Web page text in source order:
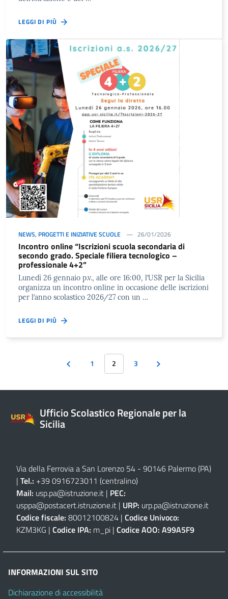
LEGGI DI PIÙ
NEWS, PROGETTI E INIZIATIVE SCUOLE 26/01/2026
Incontro online “Iscrizioni scuola secondaria di
secondo grado. Speciale filiera tecnologico –
professionale 4+2”
Lunedì 26 gennaio p.v., alle ore 16:00, l’USR per la Sicilia
organizza un incontro online in occasione delle iscrizioni
per l’anno scolastico 2026/27 con un …
LEGGI DI PIÙ
1 2 3
Ufficio Scolastico Regionale per la
Sicilia
Via della Ferrovia a San Lorenzo 54 - 90146 Palermo (PA)
| Tel.: +39 0916723011 (centralino)
Mail: usp.pa@istruzione.it | PEC:
usppa@postacert.istruzione.it | URP: urp.pa@istruzione.it
Codice fiscale: 80012100824 | Codice Univoco:
KZM3KG | Codice IPA: m_pi | Codice AOO: A99A5F9
INFORMAZIONI SUL SITO
Dichiarazione di accessibilità